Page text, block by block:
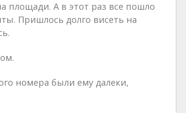
площади. А в этот раз все пошло
Пришлось долго висеть на
номера были ему далеки,